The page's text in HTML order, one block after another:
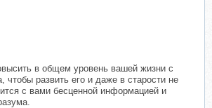
в общем уровень вашей жизни с
чтобы развить его и даже в старости не
с вами бесценной информацией и